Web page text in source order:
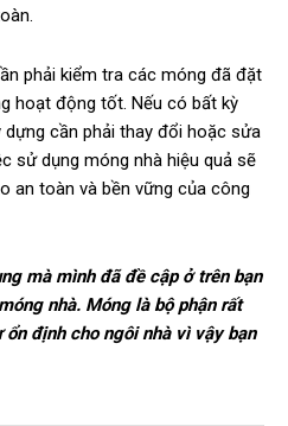
phải kiểm tra các móng đã đặt
hoạt động tốt. Nếu có bất kỳ
dựng cần phải thay đổi hoặc sửa
sử dụng móng nhà hiệu quả sẽ
an toàn và bền vững của công
mà mình đã đề cập ở trên bạn
nhà. Móng là bộ phận rất
định cho ngôi nhà vì vậy bạn